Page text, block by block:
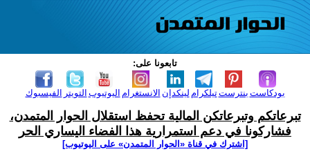
تابعونا على:
الفيسبوك التويتر اليوتيوب الانستغرام لينكدإن تيلكرامبنترست بودكاست
تبرعاتكم وتبرعاتكن المالية تحفظ استقلال الحوار المتمدن،
فشاركونا في دعم استمرارية هذا الفضاء اليساري الحر
[اشترك في قناة ‫«الحوار المتمدن» على اليوتيوب]